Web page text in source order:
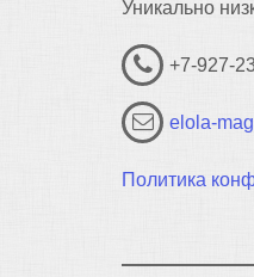
Уникально
+7-927-
elola-
Политика